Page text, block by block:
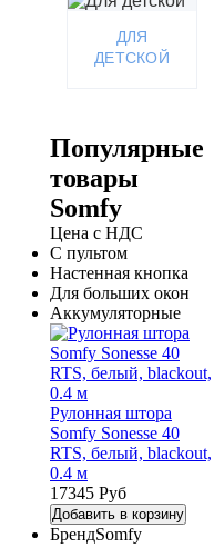
ДЛЯ
ДЕТСКОЙ
Популярные
товары
Somfy
Цена с НДС
С пультом
Настенная кнопка
Для больших окон
Аккумуляторные
Рулонная штора
Somfy Sonesse 40
RTS, белый, blackout,
0.4 м
17345 Руб
Добавить в корзину
БрендSomfy